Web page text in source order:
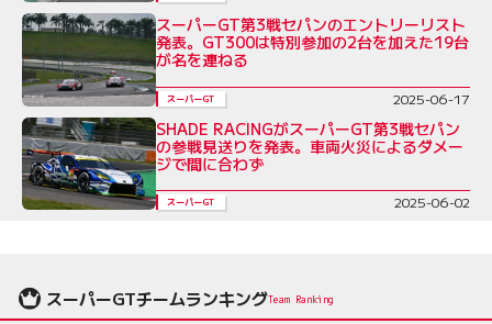
スーパーGT第3戦セパンのエントリーリスト
発表。GT300は特別参加の2台を加えた19台
が名を連ねる
スーパーGT 2025-06-17
SHADE RACINGがスーパーGT第3戦セパン
の参戦見送りを発表。車両火災によるダメー
ジで間に合わず
スーパーGT 2025-06-02
スーパーGTチームランキングTeam Ranking